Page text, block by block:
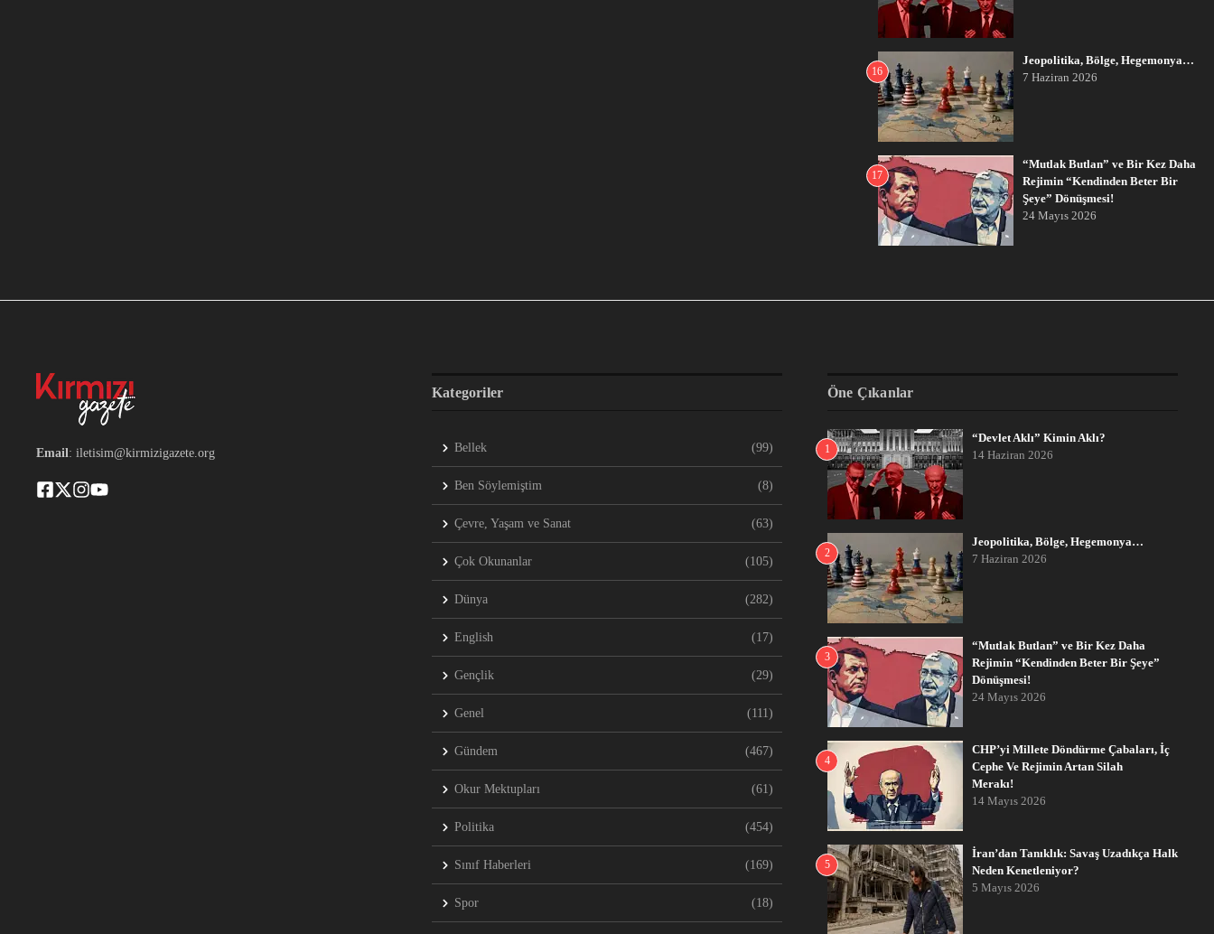
16
Jeopolitika, Bölge, Hegemonya…
7 Haziran 2026
17
“Mutlak Butlan” ve Bir Kez Daha
Rejimin “Kendinden Beter Bir
Şeye” Dönüşmesi!
24 Mayıs 2026
Email: iletisim@kirmizigazete.org
Kategoriler
Bellek (99)
Ben Söylemiştim (8)
Çevre, Yaşam ve Sanat (63)
Çok Okunanlar (105)
Dünya (282)
English (17)
Gençlik (29)
Genel (111)
Gündem (467)
Okur Mektupları (61)
Politika (454)
Sınıf Haberleri (169)
Spor (18)
Öne Çıkanlar
1
“Devlet Aklı” Kimin Aklı?
14 Haziran 2026
2
Jeopolitika, Bölge, Hegemonya…
7 Haziran 2026
3
“Mutlak Butlan” ve Bir Kez Daha
Rejimin “Kendinden Beter Bir Şeye”
Dönüşmesi!
24 Mayıs 2026
4
CHP’yi Millete Döndürme Çabaları, İç
Cephe Ve Rejimin Artan Silah
Merakı!
14 Mayıs 2026
5
İran’dan Tanıklık: Savaş Uzadıkça Halk
Neden Kenetleniyor?
5 Mayıs 2026